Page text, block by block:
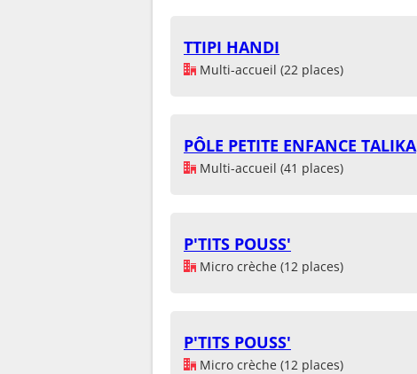
TTIPI HANDI
Multi-accueil (22 places)
PÔLE PETITE ENFANCE TALIKA
Multi-accueil (41 places)
P'TITS POUSS'
Micro crèche (12 places)
P'TITS POUSS'
Micro crèche (12 places)